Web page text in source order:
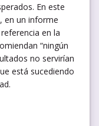
En este
, en un informe
en la
“ningún
no servirían
está sucediendo